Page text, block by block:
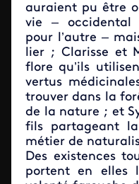
auraient pu être
vie – occidental
pour l’autre –
lier ; Clarisse et
flore qu’ils
vertus
trouver dans la
de la nature ; et
fils partageant
métier de
Des existences
portent en elles